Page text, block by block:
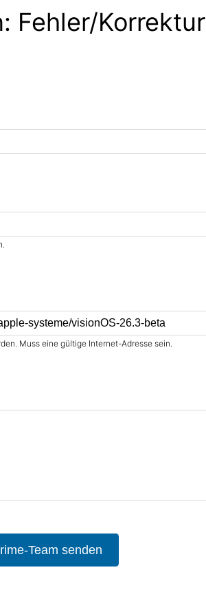
Fehler/Korrektur
Muss eine gültige Internet-Adresse sein.
Team senden